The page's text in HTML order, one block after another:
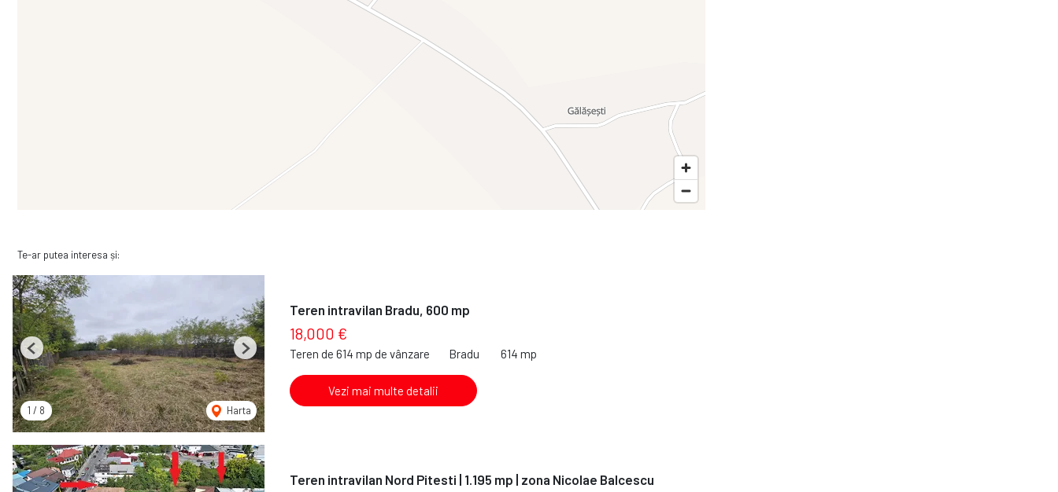
Te-ar putea interesa și:
1 / 8 Harta
Previous Next
Teren intravilan Bradu, 600 mp
18,000 €
Teren de 614 mp de vânzare Bradu 614 mp
Vezi mai multe detalii
Teren intravilan Nord Pitesti | 1.195 mp | zona Nicolae Balcescu